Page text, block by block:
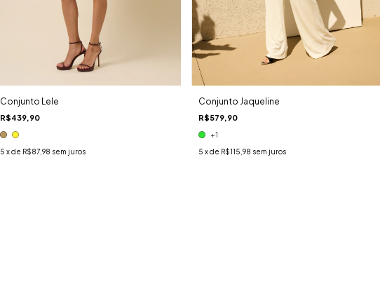
Conjunto Lele
R$439,90
5 x de R$87,98 sem juros
Conjunto Jaqueline
R$579,90
+1
5 x de R$115,98 sem juros